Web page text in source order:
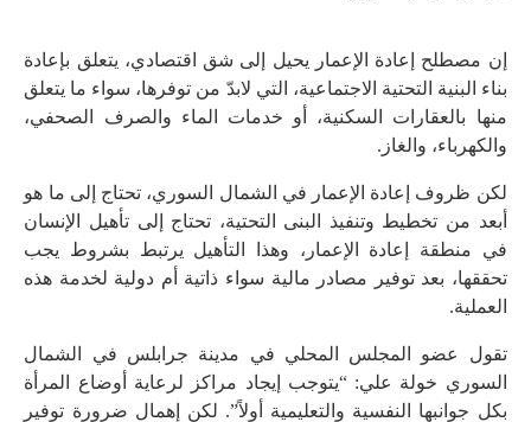
إن مصطلح إعادة الإعمار يحيل إلى شق اقتصادي، يتعلق بإعادة
بناء البنية التحتية الاجتماعية، التي لابدّ من توفرها، سواء ما يتعلق
منها بالعقارات السكنية، أو خدمات الماء والصرف الصحفي،
والكهرباء، والغاز.
لكن ظروف إعادة الإعمار في الشمال السوري، تحتاج إلى ما هو
أبعد من تخطيط وتنفيذ البنى التحتية، تحتاج إلى تأهيل الإنسان
في منطقة إعادة الإعمار، وهذا التأهيل يرتبط بشروط يجب
تحققها، بعد توفير مصادر مالية سواء ذاتية أم دولية لخدمة هذه
العملية.
تقول عضو المجلس المحلي في مدينة جرابلس في الشمال
السوري خولة علي: “يتوجب إيجاد مراكز لرعاية أوضاع المرأة
بكل جوانبها النفسية والتعليمية أولاً”. لكن إهمال ضرورة توفير